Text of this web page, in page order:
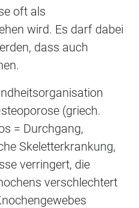
oft als
wird. Es darf dabei
dass auch
(griech.
= Durchgang,
Skeletterkrankung,
verringert, die
verschlechtert